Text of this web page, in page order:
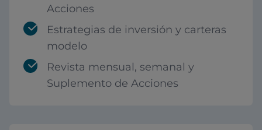
Acciones
Estrategias de inversión y carteras
modelo
Revista mensual, semanal y
Suplemento de Acciones